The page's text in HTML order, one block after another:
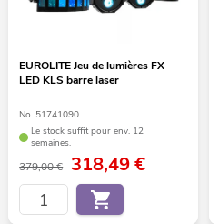
EUROLITE Jeu de lumières FX
LED KLS barre laser
No. 51741090
Le stock suffit pour env. 12
semaines.
379,00 € 318,49€